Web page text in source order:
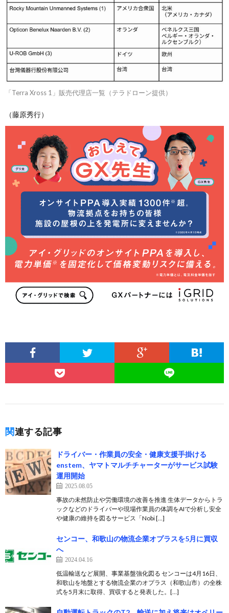
「Terra Xross 1」販売代理店一覧（テラドローン提供）
（藤原秀行）
関連する記事
ドライバー・作業員の安全・健康支援手掛ける
enstem、ヤマトマルチチャーターがサービス試験
運用開始
2025.08.05
事故の未然防止や労働環境の改善を推進 生体データからトラ
ックなどのドライバーや現場作業員の体調をAIで分析し安全
や健康の維持を図るサービス「Nobi […]
センコー、和歌山の物流企業オプラスを5月に買収
へ
2024.04.16
低温輸送など展開、事業基盤強化図る センコーは4月16日、
和歌山を地盤とする物流企業のオプラス（和歌山市）の全株
式を5月末に取得、買収すると発表した。[…]